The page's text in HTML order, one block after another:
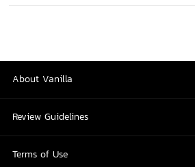
About Vanilla
Review Guidelines
Terms of Use